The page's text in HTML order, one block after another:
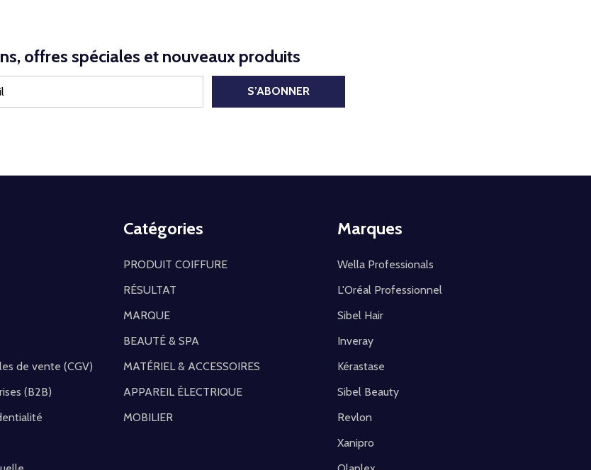
offres spéciales et nouveaux produits
S’ABONNER
de vente (CGV)
(B2B)
Catégories
PRODUIT COIFFURE
RÉSULTAT
MARQUE
BEAUTÉ & SPA
MATÉRIEL & ACCESSOIRES
APPAREIL ÉLECTRIQUE
MOBILIER
Marques
Wella Professionals
L'Oréal Professionnel
Sibel Hair
Inveray
Kérastase
Sibel Beauty
Revlon
Xanipro